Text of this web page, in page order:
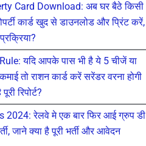
Card Download: अब घर बैठे किसी
कार्ड खुद से डाउनलोड और प्रिंट करें,
यदि आपके पास भी है ये 5 चीजें या
तो राशन कार्ड करें सरेंडर वरना होगी
रिपोर्ट?
2024: रेलवे मे एक बार फिर आई ग्रुप डी
जाने क्या है पूरी भर्ती और आवेदन